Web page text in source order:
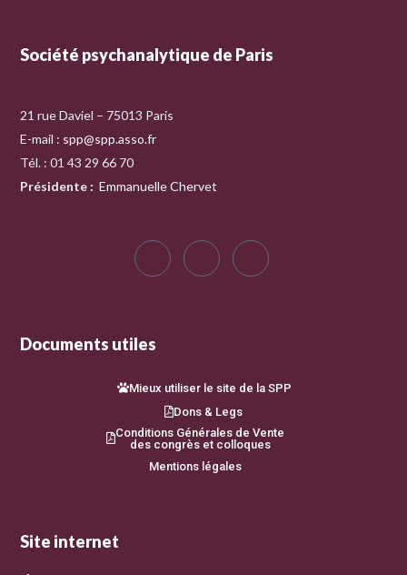
Société psychanalytique de Paris
21 rue Daviel – 75013 Paris
E-mail : spp@spp.asso.fr
Tél. : 01 43 29 66 70
Présidente : Emmanuelle Chervet
Documents utiles
Mieux utiliser le site de la SPP
Dons & Legs
Conditions Générales de Vente
des congrès et colloques
Mentions légales
Site internet